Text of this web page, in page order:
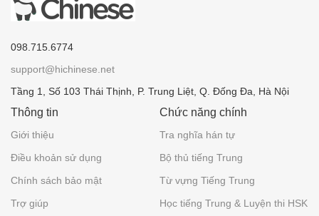
098.715.6774
support@hichinese.net
Tầng 1, Số 103 Thái Thịnh, P. Trung Liệt, Q. Đống Đa, Hà Nội
Thông tin
Giới thiệu
Điều khoản sử dụng
Chính sách bảo mật
Trợ giúp
Chức năng chính
Tra nghĩa hán tự
Bộ thủ tiếng Trung
Từ vựng Tiếng Trung
Học tiếng Trung & Luyện thi HSK